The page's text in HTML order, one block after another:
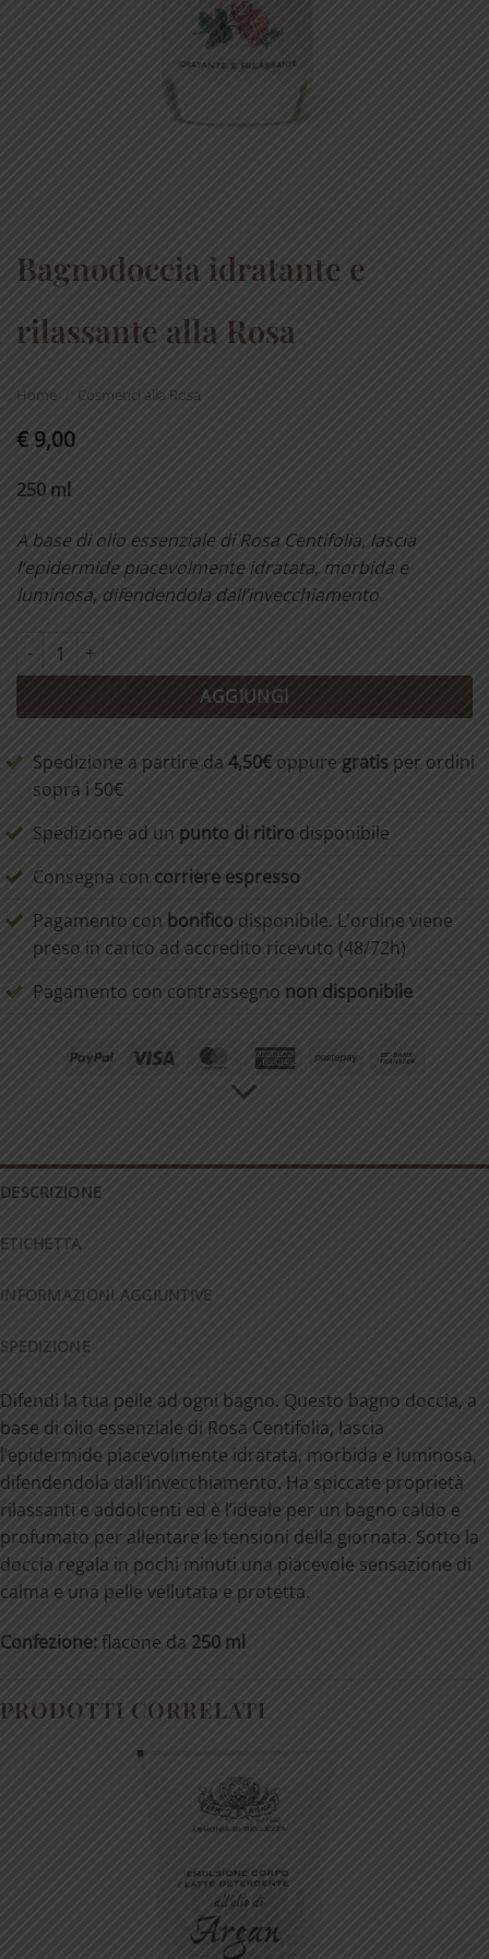
Bagnodoccia idratante e
rilassante alla Rosa
Home Cosmetici alla Rosa
€ 9,00
250 ml
A base di olio essenziale di Rosa Centifolia, lascia
l’epidermide piacevolmente idratata, morbida e
luminosa, difendendola dall’invecchiamento
Bagnodoccia idratante e rilassante alla Rosa quantità
AGGIUNGI
Spedizione a partire da 4,50€ oppure gratis per ordini
sopra i 50€
Spedizione ad un punto di ritiro disponibile
Consegna con corriere espresso
Pagamento con bonifico disponibile. L'ordine viene
preso in carico ad accredito ricevuto (48/72h)
Pagamento con contrassegno non disponibile
PayPal Visa MasterCardAmerican Postepay
DESCRIZIONE
ETICHETTA
INFORMAZIONI AGGIUNTIVE
SPEDIZIONE
Difendi la tua pelle ad ogni bagno. Questo bagno doccia, a
base di olio essenziale di Rosa Centifolia, lascia
l’epidermide piacevolmente idratata, morbida e luminosa,
difendendola dall’invecchiamento. Ha spiccate proprietà
rilassanti e addolcenti ed è l’ideale per un bagno caldo e
profumato per allentare le tensioni della giornata. Sotto la
doccia regala in pochi minuti una piacevole sensazione di
calma e una pelle vellutata e protetta.
Confezione: flacone da 250 ml
PRODOTTI CORRELATI